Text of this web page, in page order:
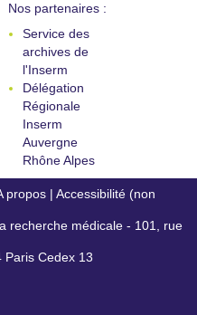
Nos partenaires :
Service des
archives de
l'Inserm
Délégation
Régionale
Inserm
Auvergne
Rhône Alpes
propos | Accessibilité (non
recherche médicale - 101, rue
Paris Cedex 13